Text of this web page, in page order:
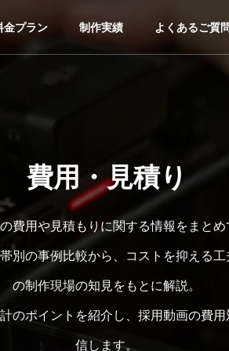
金プラン 制作実績 よくあるご質問
費用・見積り
費用や見積もりに関する情報をまとめ
別の事例比較から、コストを抑える
の制作現場の知見をもとに解説。
のポイントを紹介し、採用動画の費
信します。